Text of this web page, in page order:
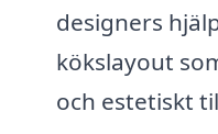
designers
kökslayout
och estetiskt